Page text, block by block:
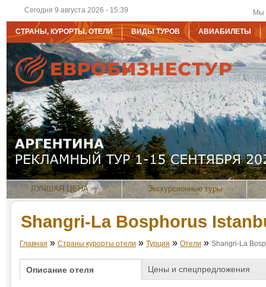
Сегодня 9 августа 2026 - 15:39 Мы
СТРАНЫ, КУРОРТЫ, ОТЕЛИ ВИДЫ ТУРОВ АВИАБИЛЕТЫ
ЛУЧШАЯ ЦЕНА Экскурсионные туры
Shangri-La Bosphorus
Главная » Страны курорты отели » Турция » Отели » Shangri-La
Описание отеля Цены и спецпредложения